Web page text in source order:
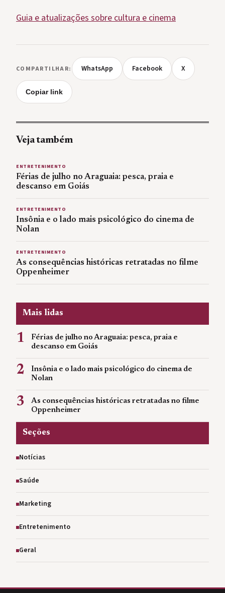
Guia e atualizações sobre cultura e cinema
COMPARTILHAR: WhatsApp Facebook X
Copiar link
Veja também
ENTRETENIMENTO
Férias de julho no Araguaia: pesca, praia e
descanso em Goiás
ENTRETENIMENTO
Insônia e o lado mais psicológico do cinema de
Nolan
ENTRETENIMENTO
As consequências históricas retratadas no filme
Oppenheimer
Mais lidas
1
Férias de julho no Araguaia: pesca, praia e
descanso em Goiás
2
Insônia e o lado mais psicológico do cinema de
Nolan
3
As consequências históricas retratadas no filme
Oppenheimer
Seções
Notícias
Saúde
Marketing
Entretenimento
Geral